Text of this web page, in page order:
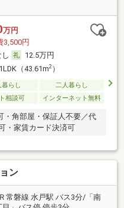
万円
3,500円
し
12.5万円
（43.61m2）
暮らし
二人暮らし
相談可 インターネット無料
・角部屋・保証人不要／代
・家賃カード決済可
ン
Ｒ常磐線 水戸駅 バス3分/「南